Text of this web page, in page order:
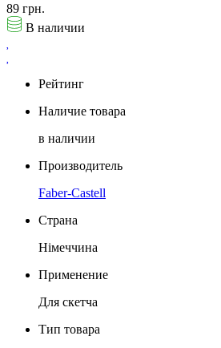
89 грн.
В наличии
Рейтинг
Наличие товара
в наличии
Производитель
Faber-Castell
Страна
Німеччина
Применение
Для скетча
Тип товара